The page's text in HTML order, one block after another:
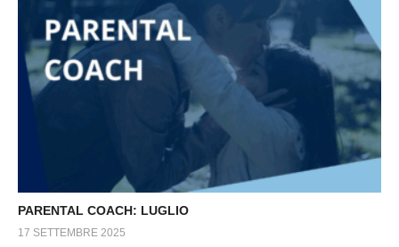
PARENTAL COACH: LUGLIO
17 SETTEMBRE 2025